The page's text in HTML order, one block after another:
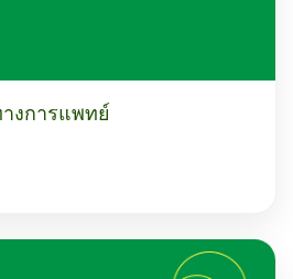
งการแพทย์